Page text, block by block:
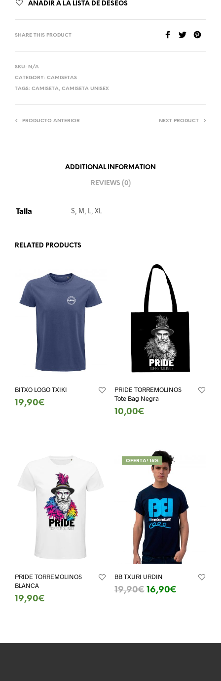
AÑADIR A LA LISTA DE DESEOS
SHARE THIS PRODUCT
SKU: N/A
CATEGORY: CAMISETAS
TAGS: CAMISETA, CAMISETA UNISEX
PRODUCTO ANTERIOR NEXT PRODUCT
ADDITIONAL INFORMATION
REVIEWS (0)
Talla S, M, L, XL
RELATED PRODUCTS
BITXO LOGO TXIKI
19,90€
PRIDE TORREMOLINOS
Tote Bag Negra
10,00€
PRIDE TORREMOLINOS
BLANCA
19,90€
OFERTA! 15%
BB TXURI URDIN
19,90€ 16,90€